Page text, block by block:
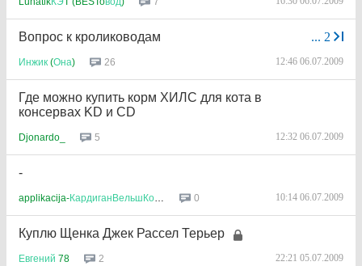
... 2
Вопрос к кролиководам
Инжик (Она) 26 12:46 06.07.2009
Где можно купить корм ХИЛС для кота в
консервах KD и CD
Djonardo_ 5 12:32 06.07.2009
-
applikacija-КардиганВельшКорги 0 10:14 06.07.2009
Куплю Щенка Джек Рассел Терьер
Евгений 78 2 22:21 05.07.2009